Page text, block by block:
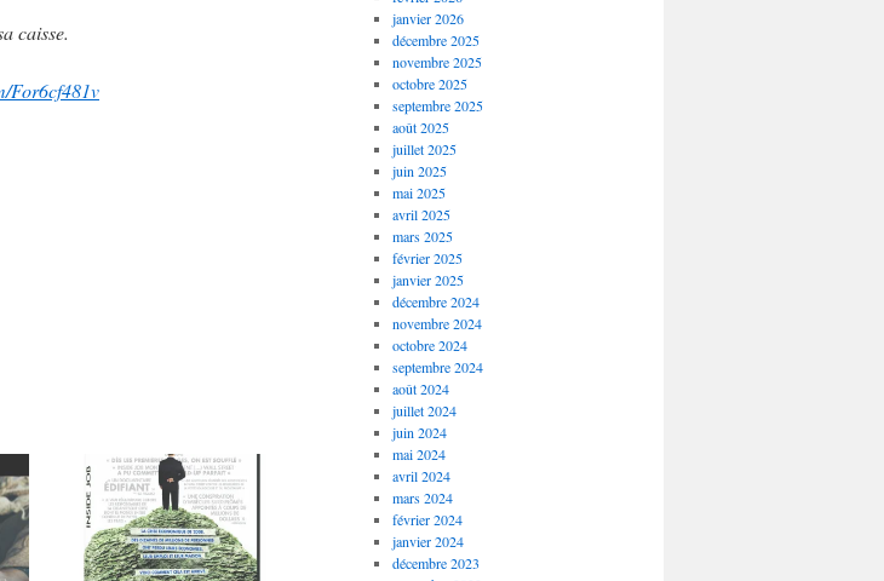
caisse.
For6cf481v
janvier 2026
décembre 2025
novembre 2025
octobre 2025
septembre 2025
août 2025
juillet 2025
juin 2025
mai 2025
avril 2025
mars 2025
février 2025
janvier 2025
décembre 2024
novembre 2024
octobre 2024
septembre 2024
août 2024
juillet 2024
juin 2024
mai 2024
avril 2024
mars 2024
février 2024
janvier 2024
décembre 2023